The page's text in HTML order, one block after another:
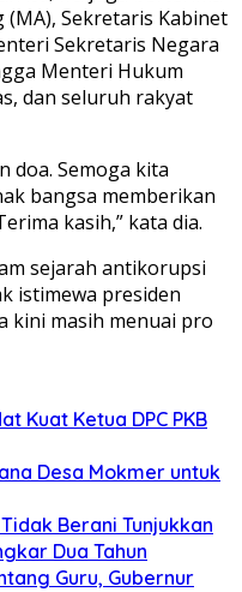
Sekretaris Kabinet
Sekretaris Negara
Menteri Hukum
dan seluruh rakyat
doa. Semoga kita
bangsa memberikan
kasih,” kata dia.
sejarah antikorupsi
istimewa presiden
kini masih menuai pro
Kuat Ketua DPC PKB
Desa Mokmer untuk
Berani Tunjukkan
Dua Tahun
Guru, Gubernur